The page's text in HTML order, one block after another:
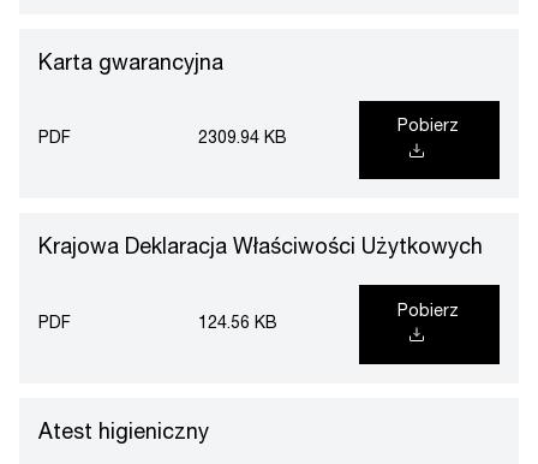
Karta gwarancyjna
PDF 2309.94 KB
Pobierz
Krajowa Deklaracja Właściwości Użytkowych
PDF 124.56 KB
Pobierz
Atest higieniczny